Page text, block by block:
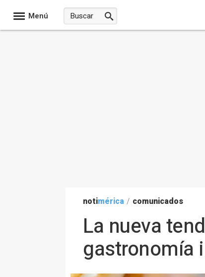
Menú
notimérica / comunicados
La nueva
gastronomía